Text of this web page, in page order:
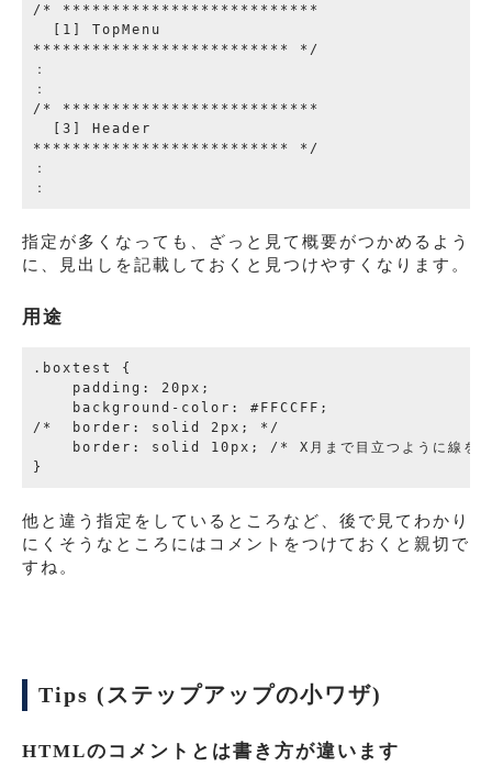
/* **************************
  [1] TopMenu
************************** */
：
：
/* **************************
  [3] Header
************************** */
：
指定が多くなっても、ざっと見て概要がつかめるよう
に、見出しを記載しておくと見つけやすくなります。
用途
.boxtest {
    padding: 20px;
    background-color: #FFCCFF;
/*  border: solid 2px; */
border: solid 10px; /* X月まで目立つように線を太
他と違う指定をしているところなど、後で見てわかり
にくそうなところにはコメントをつけておくと親切で
すね。
Tips (ステップアップの小ワザ)
HTMLのコメントとは書き方が違います